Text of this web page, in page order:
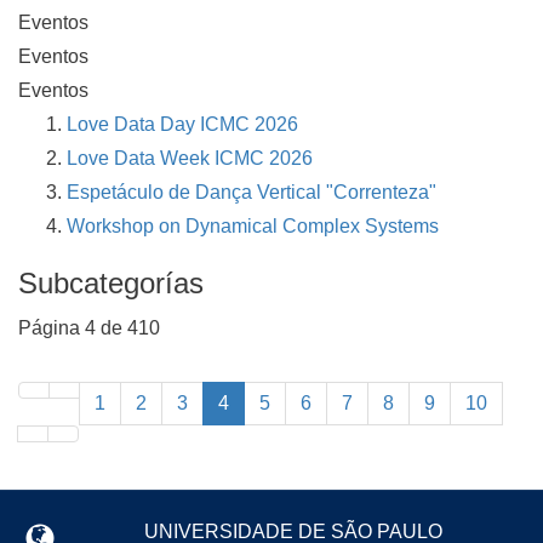
Eventos
Eventos
Eventos
Love Data Day ICMC 2026
Love Data Week ICMC 2026
Espetáculo de Dança Vertical "Correnteza"
Workshop on Dynamical Complex Systems
Subcategorías
Página 4 de 410
1 2 3 4 5 6 7 8 9 10
UNIVERSIDADE DE SÃO PAULO